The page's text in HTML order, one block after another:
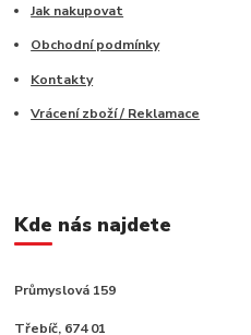
Jak nakupovat
Obchodní podmínky
Kontakty
Vrácení zboží / Reklamace
Kde nás najdete
Průmyslová 159
Třebíč, 674 01